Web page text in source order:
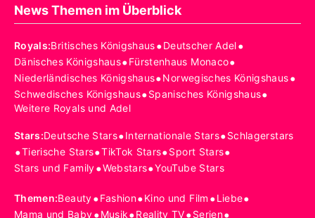
News Themen im Überblick
Royals:Britisches Königshaus•Deutscher Adel•
Dänisches Königshaus•Fürstenhaus Monaco•
Niederländisches Königshaus•Norwegisches Königshaus•
Schwedisches Königshaus•Spanisches Königshaus•
Weitere Royals und Adel
Stars:Deutsche Stars•Internationale Stars•Schlagerstars
•Tierische Stars•TikTok Stars•Sport Stars•
Stars und Family•Webstars•YouTube Stars
Themen:Beauty•Fashion•Kino und Film •Liebe•
Mama und Baby Musik Reality TV Serien